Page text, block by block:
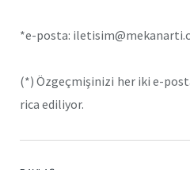
*e-posta:
(*) Özgeçmişinizi her iki e-
rica ediliyor.